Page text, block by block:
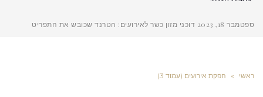
ספטמבר 18, 2023 דוכני מזון כשר לאירועים: הטרנד שכובש את התפריט
ראשי » הפקת אירועים (עמוד 3)